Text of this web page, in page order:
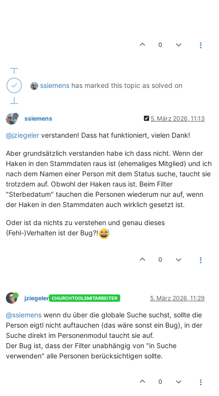
0
ssiemens has marked this topic as solved on
ssiemens 5. März 2026, 11:13
@jziegeler verstanden! Dass hat funktioniert, vielen Dank!
Aber grundsätzlich verstanden habe ich dass nicht. Wenn der
Haken in den Stammdaten raus ist (ehemaliges Mitglied) und ich
nach dem Namen einer Person mit dem Status suche, taucht sie
trotzdem auf. Obwohl der Haken raus ist. Beim Filter
"Sterbedatum" tauchen die Personen wiederum nur auf, wenn
der Haken in den Stammdaten auch wirklich gesetzt ist.
Oder ist da nichts zu verstehen und genau dieses
(Fehl-)Verhalten ist der Bug?!
0
jziegeler CHURCHTOOLSMITARBEITER 5. März 2026, 11:29
@ssiemens wenn du über die globale Suche suchst, sollte die
Person eigtl nicht auftauchen (das wäre sonst ein Bug), in der
Suche direkt im Personenmodul taucht sie auf.
Der Bug ist, dass der Filter unabhängig von "in Suche
verwenden" alle Personen berücksichtigen sollte.
0